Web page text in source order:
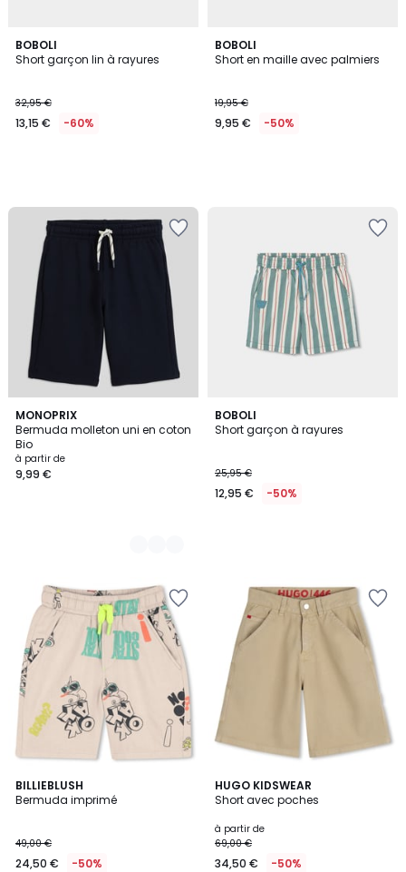
BOBOLI
Short garçon lin à rayures
32,95 €
13,15 € -60%
BOBOLI
Short en maille avec palmiers
19,95 €
9,95 € -50%
MONOPRIX
Bermuda molleton uni en coton
Bio
à partir de
9,99 €
4
Couleurs
BOBOLI
Short garçon à rayures
25,95 €
12,95 € -50%
BILLIEBLUSH
Bermuda imprimé
49,00 €
24,50 € -50%
HUGO KIDSWEAR
Short avec poches
à partir de
69,00 €
34,50 € -50%